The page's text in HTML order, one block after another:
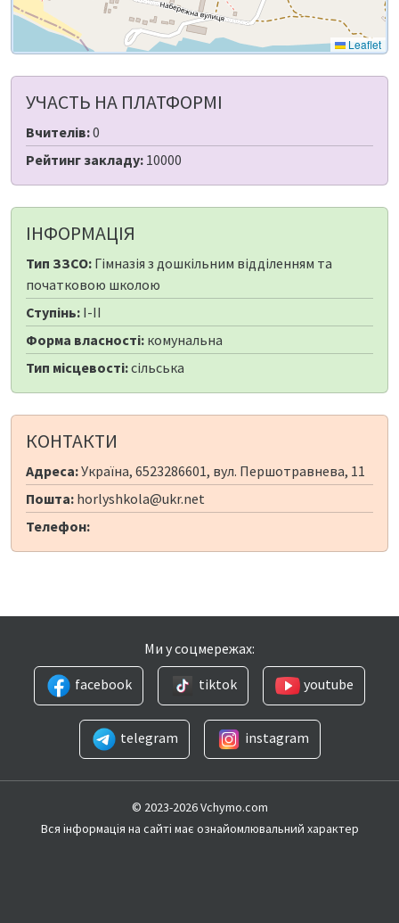
Leaflet
УЧАСТЬ НА ПЛАТФОРМІ
Вчителів:0
Рейтинг закладу: 10000
ІНФОРМАЦІЯ
Тип ЗЗСО: Гімназія з дошкільним відділенням та
початковою школою
Ступінь: I-II
Форма власності: комунальна
Тип місцевості:сільська
КОНТАКТИ
Адреса:Україна, 6523286601, вул. Першотравнева, 11
Пошта: horlyshkola@ukr.net
Телефон:
Ми у соцмережах:
facebook
tiktok youtube
telegram instagram
© 2023-2026 Vchymo.com
Вся інформація на сайті має ознайомлювальний характер